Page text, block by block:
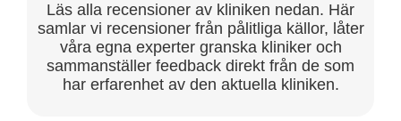
Läs alla recensioner av kliniken nedan. Här
samlar vi recensioner från pålitliga källor, låter
våra egna experter granska kliniker och
sammanställer feedback direkt från de som
har erfarenhet av den aktuella kliniken.